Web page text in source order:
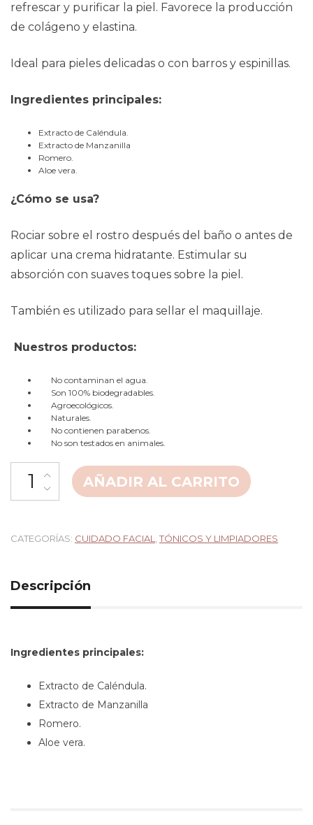
refrescar y purificar la piel. Favorece la producción
de colágeno y elastina.
Ideal para pieles delicadas o con barros y espinillas.
Ingredientes principales:
Extracto de Caléndula.
Extracto de Manzanilla
Romero.
Aloe vera.
¿Cómo se usa?
Rociar sobre el rostro después del baño o antes de
aplicar una crema hidratante. Estimular su
absorción con suaves toques sobre la piel.
También es utilizado para sellar el maquillaje.
Nuestros productos:
No contaminan el agua.
Son 100% biodegradables.
Agroecológicos.
Naturales.
No contienen parabenos.
No son testados en animales.
AÑADIR AL CARRITO
CATEGORÍAS: CUIDADO FACIAL TÓNICOS Y LIMPIADORES
Descripción
Ingredientes principales:
Extracto de Caléndula.
Extracto de Manzanilla
Romero.
Aloe vera.